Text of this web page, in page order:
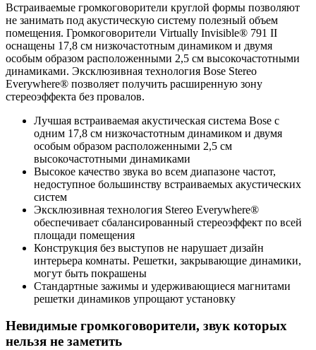
Встраиваемые громкоговорители круглой формы позволяют
не занимать под акустическую систему полезный объем
помещения. Громкоговорители Virtually Invisible® 791 II
оснащены 17,8 см низкочастотным динамиком и двумя
особым образом расположенными 2,5 см высокочастотными
динамиками. Эксклюзивная технология Bose Stereo
Everywhere® позволяет получить расширенную зону
стереоэффекта без провалов.
Лучшая встраиваемая акустическая система Bose с
одним 17,8 см низкочастотным динамиком и двумя
особым образом расположенными 2,5 см
высокочастотными динамиками
Высокое качество звука во всем диапазоне частот,
недоступное большинству встраиваемых акустических
систем
Эксклюзивная технология Stereo Everywhere®
обеспечивает сбалансированный стереоэффект по всей
площади помещения
Конструкция без выступов не нарушает дизайн
интерьера комнаты. Решетки, закрывающие динамики,
могут быть покрашены
Стандартные зажимы и удерживающиеся магнитами
решетки динамиков упрощают установку
Невидимые громкоговорители, звук которых
нельзя не заметить